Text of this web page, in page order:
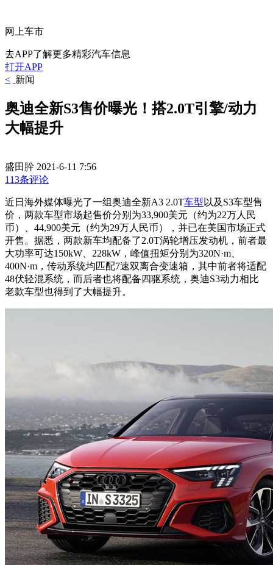
网上车市
去APP了解更多精彩汽车信息
打开APP
< 新闻
奥迪全新S3售价曝光！搭2.0T引擎/动力
大幅提升
盛田肸 2021-6-11 7:56
113条评论
近日海外媒体曝光了一组奥迪全新A3 2.0T车型 以及S3车型售
价，两款车型市场起售价分别为33,900美元（约为22万人民
币）、44,900美元（约为29万人民币），并已在美国市场正式
开售。据悉，两款新车均配备了2.0T涡轮增压发动机，前者最
大功率可达150kW、228kW，峰值扭矩分别为320N·m、
400N·m，传动系统均匹配7速双离合变速箱，其中前者将适配
48伏轻混系统，而后者也将配备四驱系统，奥迪S3动力相比
老款车型也得到了大幅提升。